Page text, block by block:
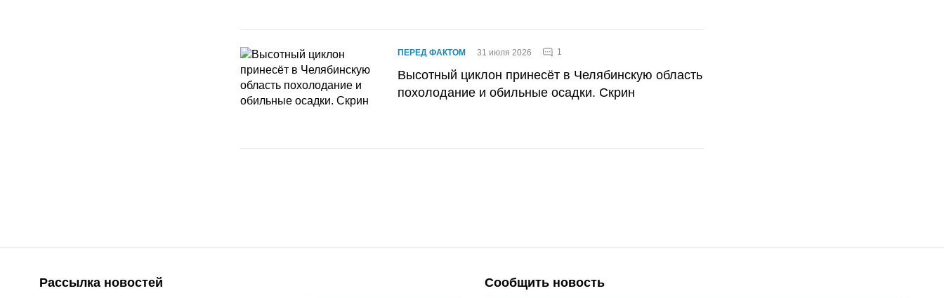
ПЕРЕД ФАКТОМ 31 июля 2026 1
Высотный циклон принесёт в Челябинскую область
похолодание и обильные осадки. Скрин
Рассылка новостей Сообщить новость